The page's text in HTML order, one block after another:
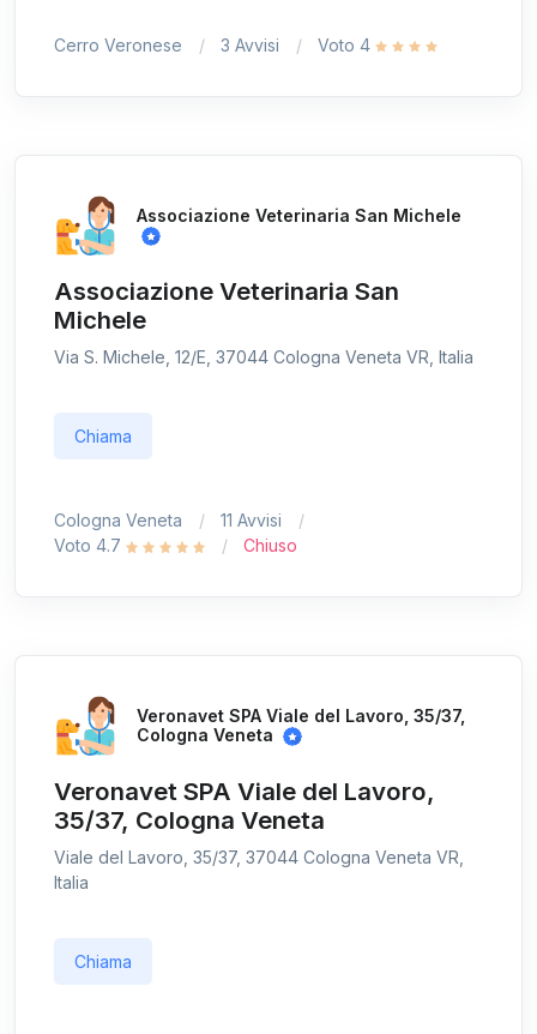
Cerro Veronese 3 Avvisi Voto 4
Associazione Veterinaria San Michele
Associazione Veterinaria San
Michele
Via S. Michele, 12/E, 37044 Cologna Veneta VR, Italia
Chiama
Cologna Veneta
11 Avvisi
Voto 4.7
Chiuso
Veronavet SPA Viale del Lavoro, 35/37,
Cologna Veneta
Veronavet SPA Viale del Lavoro,
35/37, Cologna Veneta
Viale del Lavoro, 35/37, 37044 Cologna Veneta VR,
Italia
Chiama